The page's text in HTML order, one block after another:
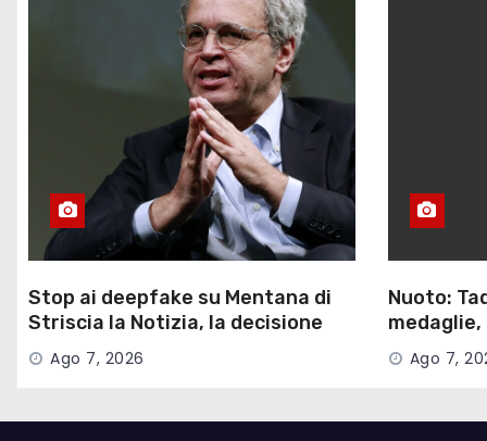
Stop ai deepfake su Mentana di
Striscia la Notizia, la decisione
del Garante
Ago 7, 2026
Nuoto:
nella 3 km
Ago 7,